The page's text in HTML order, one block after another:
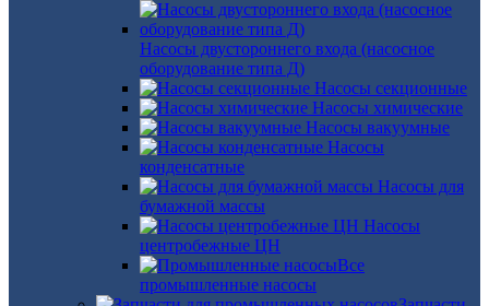
Насосы двустороннего входа (насосное
оборудование типа Д)
Насосы секционные
Насосы химические
Насосы вакуумные
Насосы
конденсатные
Насосы для
бумажной массы
Насосы
центробежные ЦН
Все
промышленные насосы